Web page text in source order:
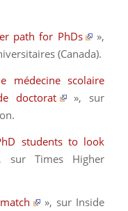
path for PhDs
»,
(Canada).
médecine scolaire
doctorat
», sur
.
students to look
surTimes Higher
», sur Inside